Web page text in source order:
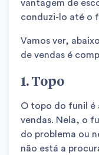
vantagem de
conduzi-lo até o
Vamos ver,
de vendas é
1. Topo
O topo do funil é
vendas. Nela, o
do problema ou
não está a